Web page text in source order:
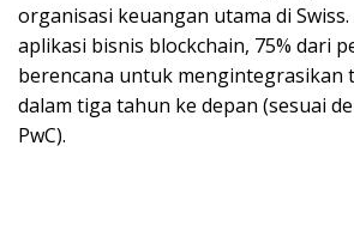
organisasi keuangan utama di
aplikasi bisnis blockchain, 75% dari
berencana untuk
dalam tiga tahun ke depan (sesuai
PwC).